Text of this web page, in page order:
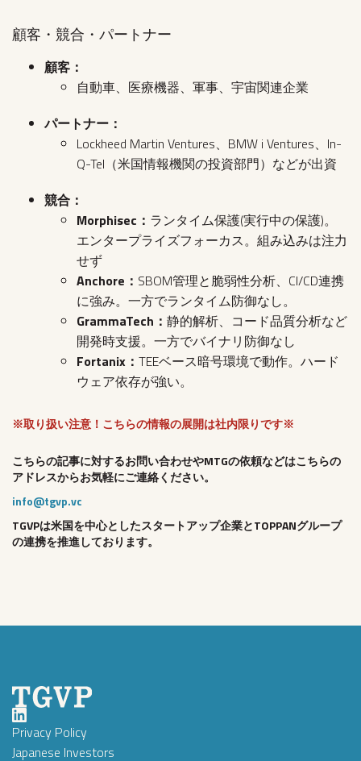
顧客・競合・パートナー
顧客：
自動車、医療機器、軍事、宇宙関連企業
パートナー：
Lockheed Martin Ventures、BMW i Ventures、In-
Q-Tel（米国情報機関の投資部門）などが出資
競合：
Morphisec： ランタイム保護(実行中の保護)。
エンタープライズフォーカス。組み込みは注力
せず
Anchore： SBOM管理と脆弱性分析、CI/CD連携
に強み。一方でランタイム防御なし。
GrammaTech： 静的解析、コード品質分析など
開発時支援。一方でバイナリ防御なし
Fortanix： TEEベース暗号環境で動作。ハード
ウェア依存が強い。
※取り扱い注意！こちらの情報の展開は社内限りです※
こちらの記事に対するお問い合わせやMTGの依頼などはこちらの
アドレスからお気軽にご連絡ください。
info@tgvp.vc
TGVPは米国を中心としたスタートアップ企業とTOPPANグループ
の連携を推進しております。
Japanese Investors
Privacy Policy